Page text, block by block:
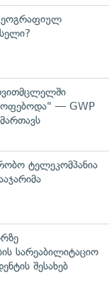
— GWP
ტელეკომპანია
სარეაბილიტაციო
შესახებ